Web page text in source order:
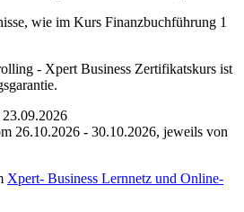
wie im Kurs Finanzbuchführung 1
- Xpert Business Zertifikatskurs ist
23.09.2026
26.10.2026 - 30.10.2026, jeweils von
Xpert- Business Lernnetz und Online-